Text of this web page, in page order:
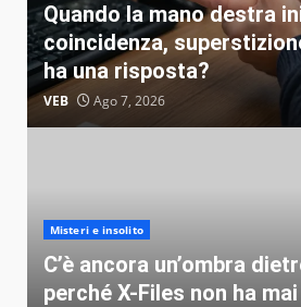
Quando la mano destra
coincidenza,
ha una risposta?
VEB Ago 7, 2026
Misteri e insolito
C’è ancora un’ombra
perché X-Files non ha